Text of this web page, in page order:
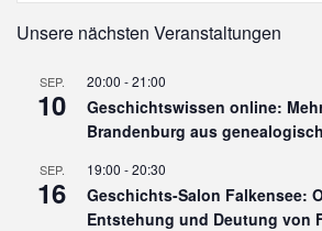
Unsere nächsten Veranstaltungen
SEP.
10
20:00 -21:00
Geschichtswissen online:
Brandenburg aus
SEP.
16
19:00 -20:30
Geschichts-Salon Falkensee:
Entstehung und Deutung von